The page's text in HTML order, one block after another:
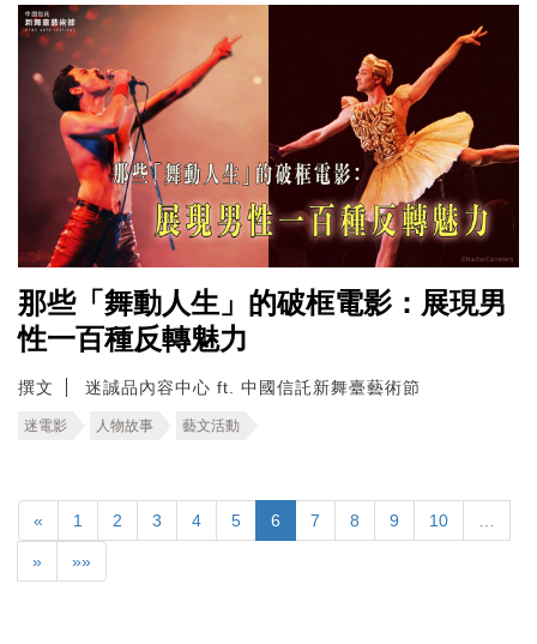
那些「舞動人生」的破框電影：展現男
性一百種反轉魅力
撰文 迷誠品內容中心 ft. 中國信託新舞臺藝術節
迷電影 人物故事 藝文活動
« 1 2 3 4 5 6 7 8 9 10
» »»